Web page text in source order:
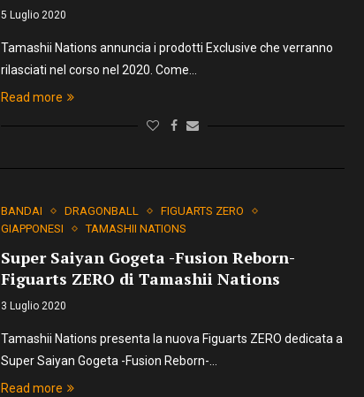
5 Luglio 2020
Tamashii Nations annuncia i prodotti Exclusive che verranno
rilasciati nel corso nel 2020. Come…
Read more
BANDAI DRAGONBALL
FIGUARTS ZERO
GIAPPONESI
TAMASHII NATIONS
Super Saiyan Gogeta -Fusion Reborn-
Figuarts ZERO di Tamashii Nations
3 Luglio 2020
Tamashii Nations presenta la nuova Figuarts ZERO dedicata a
Super Saiyan Gogeta -Fusion Reborn-…
Read more